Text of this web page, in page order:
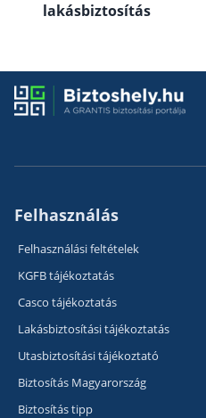
lakásbiztosítás
Felhasználás
Felhasználási feltételek
KGFB tájékoztatás
Casco tájékoztatás
Lakásbiztosítási tájékoztatás
Utasbiztosítási tájékoztató
Biztosítás Magyarország
Biztosítás tipp